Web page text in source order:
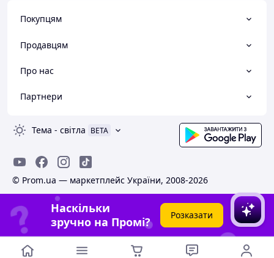
Покупцям
Продавцям
Про нас
Партнери
Тема - світла BETA
© Prom.ua — маркетплейс України, 2008-2026
Наскільки
зручно на Промі?
Розказати